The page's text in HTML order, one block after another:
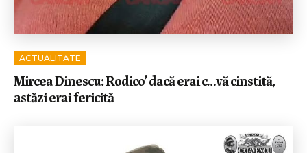
ACTUALITATE
Mircea Dinescu: Rodico’ dacă erai c…vă cinstită,
astăzi erai fericită